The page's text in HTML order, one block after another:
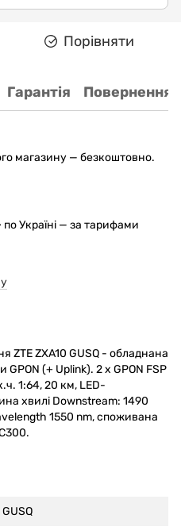
Порівняти
Гарантія Повернення
магазину — безкоштовно.
Україні — за тарифами
ZTE ZXA10 GUSQ - обладнана
(+ Uplink). 2 х GPON FSP
1:64, 20 км, LED-
хвилі Downstream: 1490
1550 nm, споживана
GUSQ